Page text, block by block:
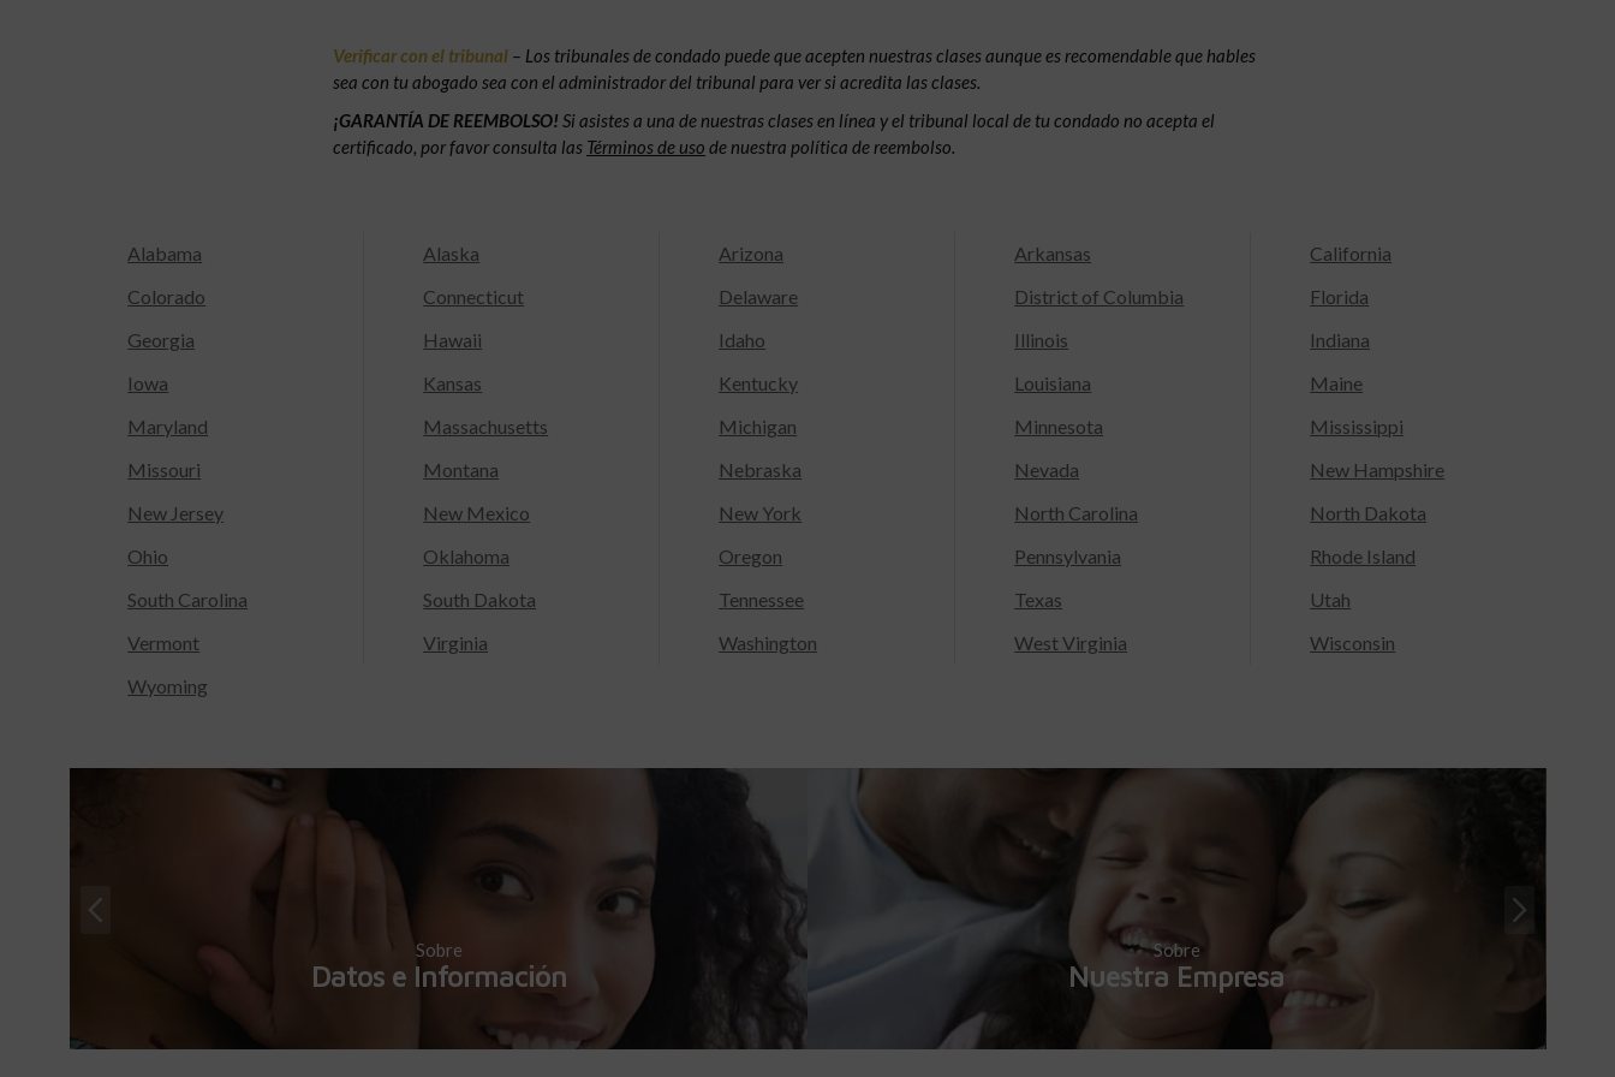
Verificar con el tribunal – Los tribunales de condado puede que acepten nuestras clases aunque es recomendable que hables
sea con tu abogado sea con el administrador del tribunal para ver si acredita las clases.
¡GARANTÍA DE REEMBOLSO! Si asistes a una de nuestras clases en línea y el tribunal local de tu condado no acepta el
certificado, por favor consulta las Términos de uso de nuestra política de reembolso.
Alabama Alaska Arizona Arkansas
California
Colorado
Connecticut Delaware District of Columbia
Florida
Georgia
Hawaii Idaho Illinois
Indiana
Iowa
Kansas Kentucky Louisiana
Maine
Maryland
Massachusetts Michigan Minnesota
Mississippi
Missouri
Montana Nebraska Nevada
New Hampshire
New Jersey
New Mexico New York North Carolina
North Dakota
Ohio
Oklahoma Oregon Pennsylvania
Rhode Island
South Carolina
South Dakota Tennessee Texas
Utah
Vermont
Virginia Washington West Virginia
Wisconsin
Wyoming
Sobre
Datos e Información
Sobre
Nuestra Empresa